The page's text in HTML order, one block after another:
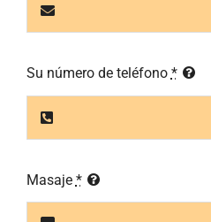
Su número de teléfono *
Masaje *